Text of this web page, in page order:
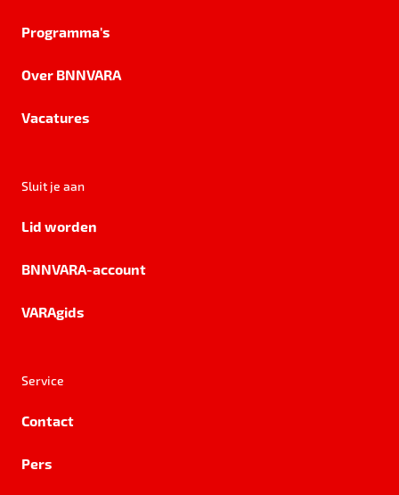
Programma's
Over BNNVARA
Vacatures
Sluit je aan
Lid worden
BNNVARA-account
VARAgids
Service
Contact
Pers